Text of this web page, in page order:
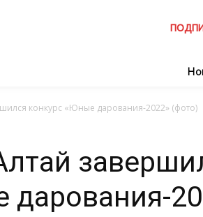
конкурс «Юные дарования-2022» (фото)
дарования-